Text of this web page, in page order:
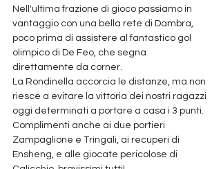
Nell'ultima frazione di gioco passiamo in
vantaggio con una bella rete di Dambra,
poco prima di assistere al fantastico gol
olimpico di De Feo, che segna
direttamente da corner.
La Rondinella accorcia le distanze, ma non
riesce a evitare la vittoria dei nostri ragazzi
oggi determinati a portare a casa i 3 punti.
Complimenti anche ai due portieri
Zampaglione e Tringali, ai recuperi di
Ensheng, e alle giocate pericolose di